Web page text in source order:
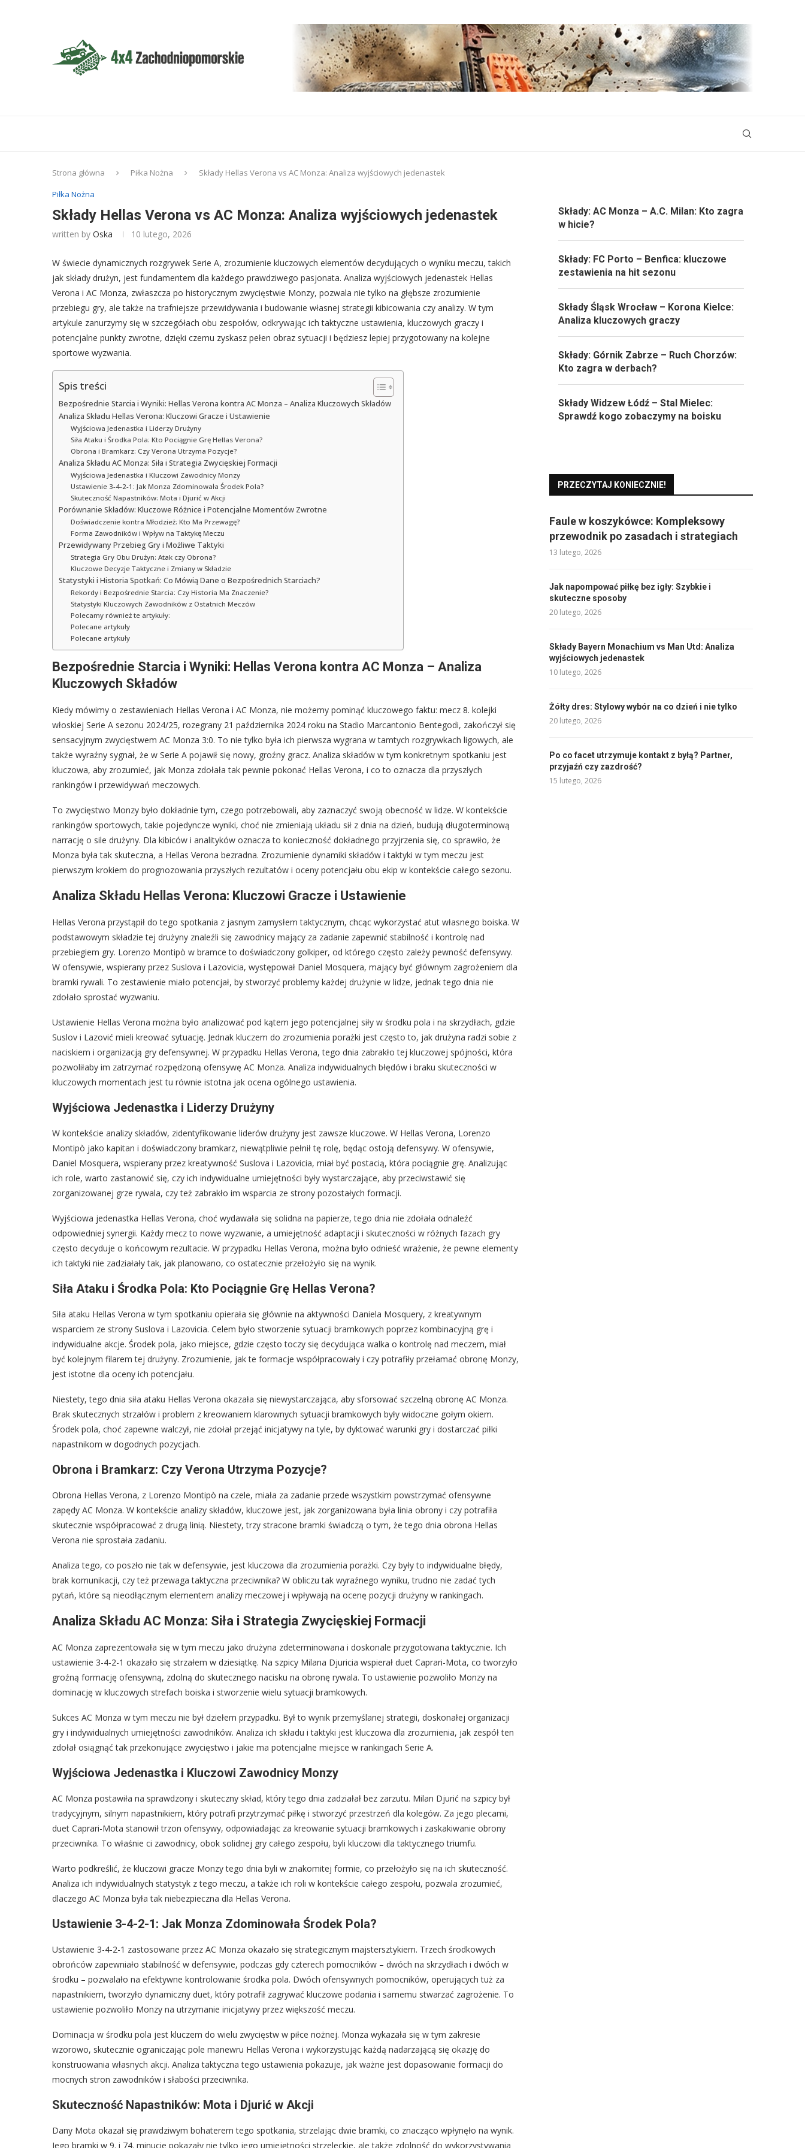
Strona główna Piłka Nożna
Składy Hellas Verona vs AC Monza: Analiza wyjściowych jedenastek
Piłka Nożna
Składy Hellas Verona vs AC Monza: Analiza wyjściowych jedenastek
written by Oska 10 lutego, 2026
W świecie dynamicznych rozgrywek Serie A, zrozumienie kluczowych elementów decydujących o wyniku meczu, takich
jak składy drużyn, jest fundamentem dla każdego prawdziwego pasjonata. Analiza wyjściowych jedenastek Hellas
Verona i AC Monza, zwłaszcza po historycznym zwycięstwie Monzy, pozwala nie tylko na głębsze zrozumienie
przebiegu gry, ale także na trafniejsze przewidywania i budowanie własnej strategii kibicowania czy analizy. W tym
artykule zanurzymy się w szczegółach obu zespołów, odkrywając ich taktyczne ustawienia, kluczowych graczy i
potencjalne punkty zwrotne, dzięki czemu zyskasz pełen obraz sytuacji i będziesz lepiej przygotowany na kolejne
sportowe wyzwania.
Spis treści
Bezpośrednie Starcia i Wyniki: Hellas Verona kontra AC Monza – Analiza Kluczowych Składów
Analiza Składu Hellas Verona: Kluczowi Gracze i Ustawienie
Wyjściowa Jedenastka i Liderzy Drużyny
Siła Ataku i Środka Pola: Kto Pociągnie Grę Hellas Verona?
Obrona i Bramkarz: Czy Verona Utrzyma Pozycje?
Analiza Składu AC Monza: Siła i Strategia Zwycięskiej Formacji
Wyjściowa Jedenastka i Kluczowi Zawodnicy Monzy
Ustawienie 3-4-2-1: Jak Monza Zdominowała Środek Pola?
Skuteczność Napastników: Mota i Djurić w Akcji
Porównanie Składów: Kluczowe Różnice i Potencjalne Momentów Zwrotne
Doświadczenie kontra Młodzież: Kto Ma Przewagę?
Forma Zawodników i Wpływ na Taktykę Meczu
Przewidywany Przebieg Gry i Możliwe Taktyki
Strategia Gry Obu Drużyn: Atak czy Obrona?
Kluczowe Decyzje Taktyczne i Zmiany w Składzie
Statystyki i Historia Spotkań: Co Mówią Dane o Bezpośrednich Starciach?
Rekordy i Bezpośrednie Starcia: Czy Historia Ma Znaczenie?
Statystyki Kluczowych Zawodników z Ostatnich Meczów
Polecamy również te artykuły:
Polecane artykuły
Polecane artykuły
Bezpośrednie Starcia i Wyniki: Hellas Verona kontra AC Monza – Analiza
Kluczowych Składów
Kiedy mówimy o zestawieniach Hellas Verona i AC Monza, nie możemy pominąć kluczowego faktu: mecz 8. kolejki
włoskiej Serie A sezonu 2024/25, rozegrany 21 października 2024 roku na Stadio Marcantonio Bentegodi, zakończył się
sensacyjnym zwycięstwem AC Monza 3:0. To nie tylko była ich pierwsza wygrana w tamtych rozgrywkach ligowych, ale
także wyraźny sygnał, że w Serie A pojawił się nowy, groźny gracz. Analiza składów w tym konkretnym spotkaniu jest
kluczowa, aby zrozumieć, jak Monza zdołała tak pewnie pokonać Hellas Verona, i co to oznacza dla przyszłych
rankingów i przewidywań meczowych.
To zwycięstwo Monzy było dokładnie tym, czego potrzebowali, aby zaznaczyć swoją obecność w lidze. W kontekście
rankingów sportowych, takie pojedyncze wyniki, choć nie zmieniają układu sił z dnia na dzień, budują długoterminową
narrację o sile drużyny. Dla kibiców i analityków oznacza to konieczność dokładnego przyjrzenia się, co sprawiło, że
Monza była tak skuteczna, a Hellas Verona bezradna. Zrozumienie dynamiki składów i taktyki w tym meczu jest
pierwszym krokiem do prognozowania przyszłych rezultatów i oceny potencjału obu ekip w kontekście całego sezonu.
Analiza Składu Hellas Verona: Kluczowi Gracze i Ustawienie
Hellas Verona przystąpił do tego spotkania z jasnym zamysłem taktycznym, chcąc wykorzystać atut własnego boiska. W
podstawowym składzie tej drużyny znaleźli się zawodnicy mający za zadanie zapewnić stabilność i kontrolę nad
przebiegiem gry. Lorenzo Montipò w bramce to doświadczony golkiper, od którego często zależy pewność defensywy.
W ofensywie, wspierany przez Suslova i Lazovicia, występował Daniel Mosquera, mający być głównym zagrożeniem dla
bramki rywali. To zestawienie miało potencjał, by stworzyć problemy każdej drużynie w lidze, jednak tego dnia nie
zdołało sprostać wyzwaniu.
Ustawienie Hellas Verona można było analizować pod kątem jego potencjalnej siły w środku pola i na skrzydłach, gdzie
Suslov i Lazović mieli kreować sytuację. Jednak kluczem do zrozumienia porażki jest często to, jak drużyna radzi sobie z
naciskiem i organizacją gry defensywnej. W przypadku Hellas Verona, tego dnia zabrakło tej kluczowej spójności, która
pozwoliłaby im zatrzymać rozpędzoną ofensywę AC Monza. Analiza indywidualnych błędów i braku skuteczności w
kluczowych momentach jest tu równie istotna jak ocena ogólnego ustawienia.
Wyjściowa Jedenastka i Liderzy Drużyny
W kontekście analizy składów, zidentyfikowanie liderów drużyny jest zawsze kluczowe. W Hellas Verona, Lorenzo
Montipò jako kapitan i doświadczony bramkarz, niewątpliwie pełnił tę rolę, będąc ostoją defensywy. W ofensywie,
Daniel Mosquera, wspierany przez kreatywność Suslova i Lazovicia, miał być postacią, która pociągnie grę. Analizując
ich role, warto zastanowić się, czy ich indywidualne umiejętności były wystarczające, aby przeciwstawić się
zorganizowanej grze rywala, czy też zabrakło im wsparcia ze strony pozostałych formacji.
Wyjściowa jedenastka Hellas Verona, choć wydawała się solidna na papierze, tego dnia nie zdołała odnaleźć
odpowiedniej synergii. Każdy mecz to nowe wyzwanie, a umiejętność adaptacji i skuteczności w różnych fazach gry
często decyduje o końcowym rezultacie. W przypadku Hellas Verona, można było odnieść wrażenie, że pewne elementy
ich taktyki nie zadziałały tak, jak planowano, co ostatecznie przełożyło się na wynik.
Siła Ataku i Środka Pola: Kto Pociągnie Grę Hellas Verona?
Siła ataku Hellas Verona w tym spotkaniu opierała się głównie na aktywności Daniela Mosquery, z kreatywnym
wsparciem ze strony Suslova i Lazovicia. Celem było stworzenie sytuacji bramkowych poprzez kombinacyjną grę i
indywidualne akcje. Środek pola, jako miejsce, gdzie często toczy się decydująca walka o kontrolę nad meczem, miał
być kolejnym filarem tej drużyny. Zrozumienie, jak te formacje współpracowały i czy potrafiły przełamać obronę Monzy,
jest istotne dla oceny ich potencjału.
Niestety, tego dnia siła ataku Hellas Verona okazała się niewystarczająca, aby sforsować szczelną obronę AC Monza.
Brak skutecznych strzałów i problem z kreowaniem klarownych sytuacji bramkowych były widoczne gołym okiem.
Środek pola, choć zapewne walczył, nie zdołał przejąć inicjatywy na tyle, by dyktować warunki gry i dostarczać piłki
napastnikom w dogodnych pozycjach.
Obrona i Bramkarz: Czy Verona Utrzyma Pozycje?
Obrona Hellas Verona, z Lorenzo Montipò na czele, miała za zadanie przede wszystkim powstrzymać ofensywne
zapędy AC Monza. W kontekście analizy składów, kluczowe jest, jak zorganizowana była linia obrony i czy potrafiła
skutecznie współpracować z drugą linią. Niestety, trzy stracone bramki świadczą o tym, że tego dnia obrona Hellas
Verona nie sprostała zadaniu.
Analiza tego, co poszło nie tak w defensywie, jest kluczowa dla zrozumienia porażki. Czy były to indywidualne błędy,
brak komunikacji, czy też przewaga taktyczna przeciwnika? W obliczu tak wyraźnego wyniku, trudno nie zadać tych
pytań, które są nieodłącznym elementem analizy meczowej i wpływają na ocenę pozycji drużyny w rankingach.
Analiza Składu AC Monza: Siła i Strategia Zwycięskiej Formacji
AC Monza zaprezentowała się w tym meczu jako drużyna zdeterminowana i doskonale przygotowana taktycznie. Ich
ustawienie 3-4-2-1 okazało się strzałem w dziesiątkę. Na szpicy Milana Djuricia wspierał duet Caprari-Mota, co tworzyło
groźną formację ofensywną, zdolną do skutecznego nacisku na obronę rywala. To ustawienie pozwoliło Monzy na
dominację w kluczowych strefach boiska i stworzenie wielu sytuacji bramkowych.
Sukces AC Monza w tym meczu nie był dziełem przypadku. Był to wynik przemyślanej strategii, doskonałej organizacji
gry i indywidualnych umiejętności zawodników. Analiza ich składu i taktyki jest kluczowa dla zrozumienia, jak zespół ten
zdołał osiągnąć tak przekonujące zwycięstwo i jakie ma potencjalne miejsce w rankingach Serie A.
Wyjściowa Jedenastka i Kluczowi Zawodnicy Monzy
AC Monza postawiła na sprawdzony i skuteczny skład, który tego dnia zadziałał bez zarzutu. Milan Djurić na szpicy był
tradycyjnym, silnym napastnikiem, który potrafi przytrzymać piłkę i stworzyć przestrzeń dla kolegów. Za jego plecami,
duet Caprari-Mota stanowił trzon ofensywy, odpowiadając za kreowanie sytuacji bramkowych i zaskakiwanie obrony
przeciwnika. To właśnie ci zawodnicy, obok solidnej gry całego zespołu, byli kluczowi dla taktycznego triumfu.
Warto podkreślić, że kluczowi gracze Monzy tego dnia byli w znakomitej formie, co przełożyło się na ich skuteczność.
Analiza ich indywidualnych statystyk z tego meczu, a także ich roli w kontekście całego zespołu, pozwala zrozumieć,
dlaczego AC Monza była tak niebezpieczna dla Hellas Verona.
Ustawienie 3-4-2-1: Jak Monza Zdominowała Środek Pola?
Ustawienie 3-4-2-1 zastosowane przez AC Monza okazało się strategicznym majstersztykiem. Trzech środkowych
obrońców zapewniało stabilność w defensywie, podczas gdy czterech pomocników – dwóch na skrzydłach i dwóch w
środku – pozwalało na efektywne kontrolowanie środka pola. Dwóch ofensywnych pomocników, operujących tuż za
napastnikiem, tworzyło dynamiczny duet, który potrafił zagrywać kluczowe podania i samemu stwarzać zagrożenie. To
ustawienie pozwoliło Monzy na utrzymanie inicjatywy przez większość meczu.
Dominacja w środku pola jest kluczem do wielu zwycięstw w piłce nożnej. Monza wykazała się w tym zakresie
wzorowo, skutecznie ograniczając pole manewru Hellas Verona i wykorzystując każdą nadarzającą się okazję do
konstruowania własnych akcji. Analiza taktyczna tego ustawienia pokazuje, jak ważne jest dopasowanie formacji do
mocnych stron zawodników i słabości przeciwnika.
Skuteczność Napastników: Mota i Djurić w Akcji
Dany Mota okazał się prawdziwym bohaterem tego spotkania, strzelając dwie bramki, co znacząco wpłynęło na wynik.
Jego bramki w 9. i 74. minucie pokazały nie tylko jego umiejętności strzeleckie, ale także zdolność do wykorzystywania
Składy: AC Monza – A.C. Milan: Kto zagra
w hicie?
Składy: FC Porto – Benfica: kluczowe
zestawienia na hit sezonu
Składy Śląsk Wrocław – Korona Kielce:
Analiza kluczowych graczy
Składy: Górnik Zabrze – Ruch Chorzów:
Kto zagra w derbach?
Składy Widzew Łódź – Stal Mielec:
Sprawdź kogo zobaczymy na boisku
PRZECZYTAJ KONIECZNIE!
Faule w koszykówce: Kompleksowy
przewodnik po zasadach i strategiach
13 lutego, 2026
Jak napompować piłkę bez igły: Szybkie i
skuteczne sposoby
20 lutego, 2026
Składy Bayern Monachium vs Man Utd: Analiza
wyjściowych jedenastek
10 lutego, 2026
Żółty dres: Stylowy wybór na co dzień i nie tylko
20 lutego, 2026
Po co facet utrzymuje kontakt z byłą? Partner,
przyjaźń czy zazdrość?
15 lutego, 2026